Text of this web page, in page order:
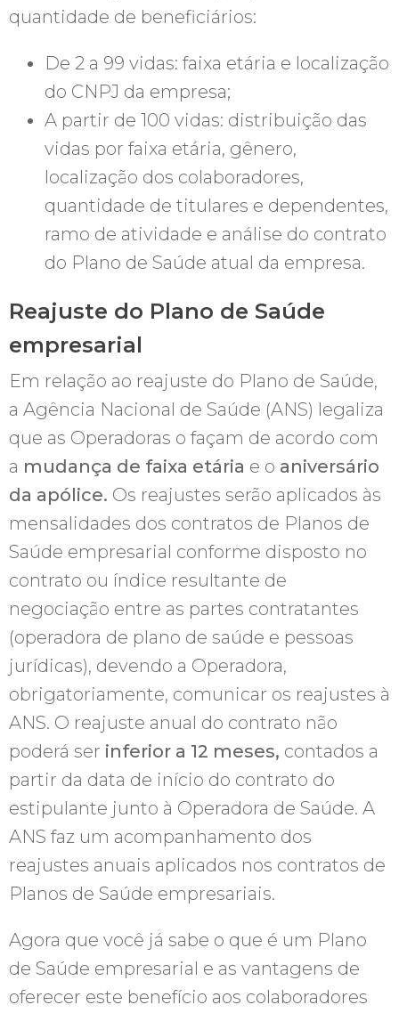
quantidade de beneficiários:
De 2 a 99 vidas: faixa etária e localização
do CNPJ da empresa;
A partir de 100 vidas: distribuição das
vidas por faixa etária, gênero,
localização dos colaboradores,
quantidade de titulares e dependentes,
ramo de atividade e análise do contrato
do Plano de Saúde atual da empresa.
Reajuste do Plano de Saúde
empresarial
Em relação ao reajuste do Plano de Saúde,
a Agência Nacional de Saúde (ANS) legaliza
que as Operadoras o façam de acordo com
a mudança de faixa etária e o aniversário
da apólice. Os reajustes serão aplicados às
mensalidades dos contratos de Planos de
Saúde empresarial conforme disposto no
contrato ou índice resultante de
negociação entre as partes contratantes
(operadora de plano de saúde e pessoas
jurídicas), devendo a Operadora,
obrigatoriamente, comunicar os reajustes à
ANS. O reajuste anual do contrato não
poderá ser inferior a 12 meses, contados a
partir da data de início do contrato do
estipulante junto à Operadora de Saúde. A
ANS faz um acompanhamento dos
reajustes anuais aplicados nos contratos de
Planos de Saúde empresariais.
Agora que você já sabe o que é um Plano
de Saúde empresarial e as vantagens de
oferecer este benefício aos colaboradores